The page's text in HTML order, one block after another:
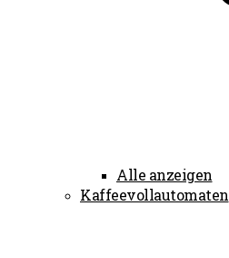
Alle anzeigen
Kaffeevollautomaten